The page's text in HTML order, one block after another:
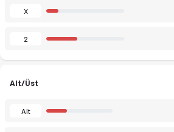
X
2
Alt/Üst
Alt